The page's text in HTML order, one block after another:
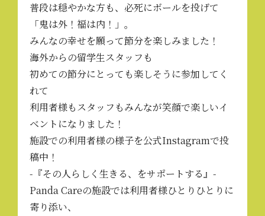
普段は穏やかな方も、必死にボールを投げて
「鬼は外！福は内！」。
みんなの幸せを願って節分を楽しみました！
海外からの留学生スタッフも
初めての節分にとっても楽しそうに参加してく
れて
利用者様もスタッフもみんなが笑顔で楽しいイ
ベントになりました！
施設での利用者様の様子を公式Instagramで投
稿中！
-『その人らしく生きる、をサポートする』-
Panda Careの施設では利用者様ひとりひとりに
寄り添い、